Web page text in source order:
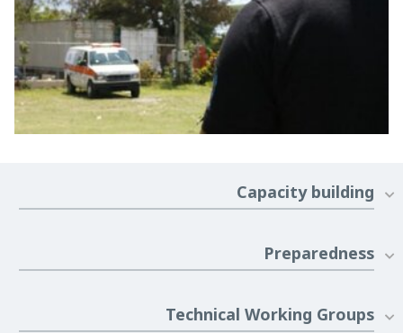
Capacity building
Preparedness
Technical Working Groups